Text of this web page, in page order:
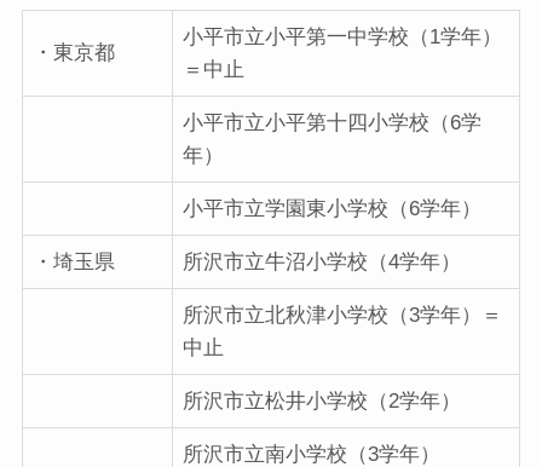
・東京都
小平市立小平第一中学校（1学年）
＝中止
小平市立小平第十四小学校（6学
年）
小平市立学園東小学校（6学年）
・埼玉県 所沢市立牛沼小学校（4学年）
所沢市立北秋津小学校（3学年）＝
中止
所沢市立松井小学校（2学年）
所沢市立南小学校（3学年）